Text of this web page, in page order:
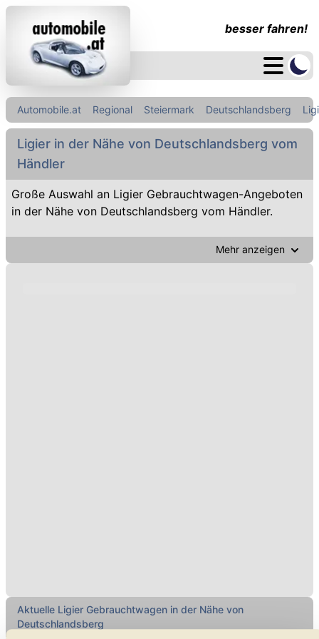
besser fahren!
Automobile.at Regional Steiermark Deutschlandsberg
Ligier in der Nähe von Deutschlandsberg vom
Händler
Große Auswahl an Ligier Gebrauchtwagen-Angeboten
in der Nähe von Deutschlandsberg vom Händler.
Mehr anzeigen
Aktuelle Ligier Gebrauchtwagen in der Nähe von
Deutschlandsberg